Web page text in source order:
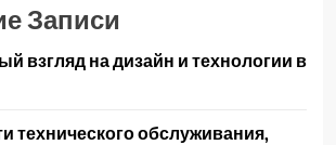
Записи
взгляд на дизайн и технологии в
технического обслуживания,